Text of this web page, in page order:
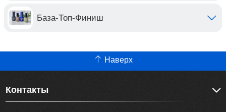
База-Топ-Финиш
Наверх
Контакты